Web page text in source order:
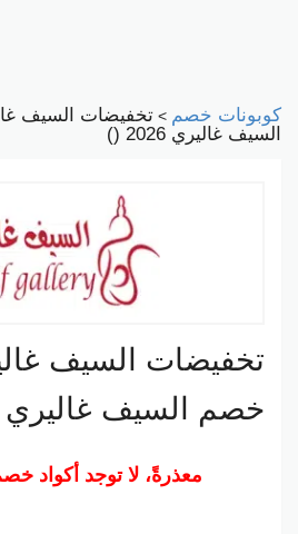
كوبونات خصم > تخفيضات السيف
السيف غاليري 2026 ()
تخفيضات السيف
خصم السيف غاليري 2026
معذرةً، لا توجد أكواد